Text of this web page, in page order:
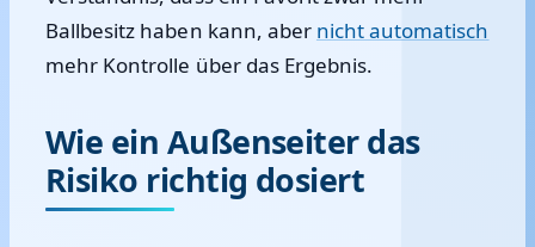
Ballbesitz haben kann, aber nicht automatisch
mehr Kontrolle über das Ergebnis.
Wie ein Außenseiter das
Risiko richtig dosiert